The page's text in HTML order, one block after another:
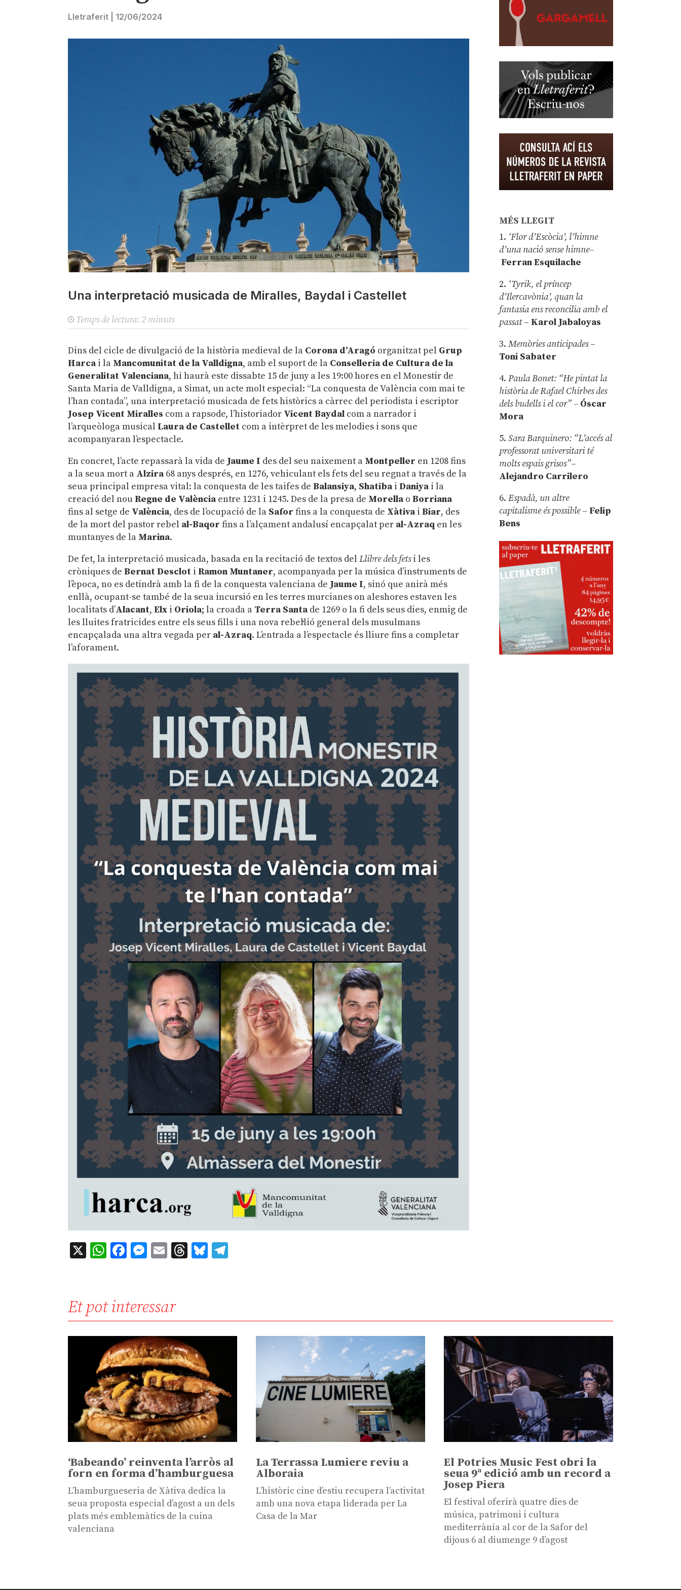
Lletraferit 12/06/2024
Una interpretació musicada de Miralles, Baydal i Castellet
Temps de lectura: 2 minuts
Dins del cicle de divulgació de la història medieval de la Corona d’Aragó organitzat pel Grup
Harca i la Mancomunitat de la Valldigna, amb el suport de la Conselleria de Cultura de la
Generalitat Valenciana, hi haurà este dissabte 15 de juny a les 19:00 hores en el Monestir de
Santa Maria de Valldigna, a Simat, un acte molt especial: “La conquesta de València com mai te
l’han contada”, una interpretació musicada de fets històrics a càrrec del periodista i escriptor
Josep Vicent Miralles com a rapsode, l’historiador Vicent Baydal com a narrador i
l’arqueòloga musical Laura de Castellet com a intèrpret de les melodies i sons que
acompanyaran l’espectacle.
En concret, l’acte repassarà la vida de Jaume I des del seu naixement a Montpeller en 1208 fins
a la seua mort a Alzira 68 anys després, en 1276, vehiculant els fets del seu regnat a través de la
seua principal empresa vital: la conquesta de les taifes deBalansiya, Shatiba iDaniya i la
creació del nou Regne de València entre 1231 i 1245. Des de la presa de Morella oBorriana
fins al setge de València, des de l’ocupació de la Safor fins a la conquesta de Xàtiva iBiar, des
de la mort del pastor rebel al-Baqor fins a l’alçament andalusí encapçalat per al-Azraq en les
muntanyes de la Marina.
De fet, la interpretació musicada, basada en la recitació de textos delLlibre dels fetsi les
cròniques deBernat Desclot i Ramon Muntaner, acompanyada per la música d’instruments de
l’època, no es detindrà amb la fi de la conquesta valenciana de Jaume I, sinó que anirà més
enllà, ocupant-se també de la seua incursió en les terres murcianes on aleshores estaven les
localitats d’Alacant,Elx i Oriola; la croada a Terra Santa de 1269 o la fi dels seus dies, enmig de
les lluites fratricides entre els seus fills i una nova rebel·lió general dels musulmans
encapçalada una altra vegada per al-Azraq. L’entrada a l’espectacle és lliure fins a completar
l’aforament.
X WhatsApp
Facebook
Messenger
EmailThreads
Bluesky
MÉS LLEGIT
1. ‘Flor d’Escòcia’, l’himne
d’una nació sense himne–
Ferran Esquilache
2. ‘Tyrik, el príncep
d’Ilercavònia’, quan la
fantasia ens reconcilia amb el
passat– Karol Jabaloyas
3.Memòries anticipades–
Toni Sabater
4.Paula Bonet: “He pintat la
història de Rafael Chirbes des
dels budells i el cor” – Óscar
Mora
5.Sara Barquinero: “L’accés al
professorat universitari té
molts espais grisos”–
Alejandro Carrilero
6.Espadà, un altre
capitalisme és possible – Felip
Bens
Et pot interessar
‘Babeando’ reinventa l’arròs al
forn en forma d’hamburguesa
L’hamburgueseria de Xàtiva dedica la
seua proposta especial d’agost a un dels
plats més emblemàtics de la cuina
valenciana
La Terrassa Lumiere reviu a
Alboraia
L’històric cine d’estiu recupera l’activitat
amb una nova etapa liderada per La
Casa de la Mar
El Potries Music Fest obri la
seua 9ª edició amb un record a
Josep Piera
El festival oferirà quatre dies de
música, patrimoni i cultura
mediterrània al cor de la Safor del
dijous 6 al diumenge 9 d’agost